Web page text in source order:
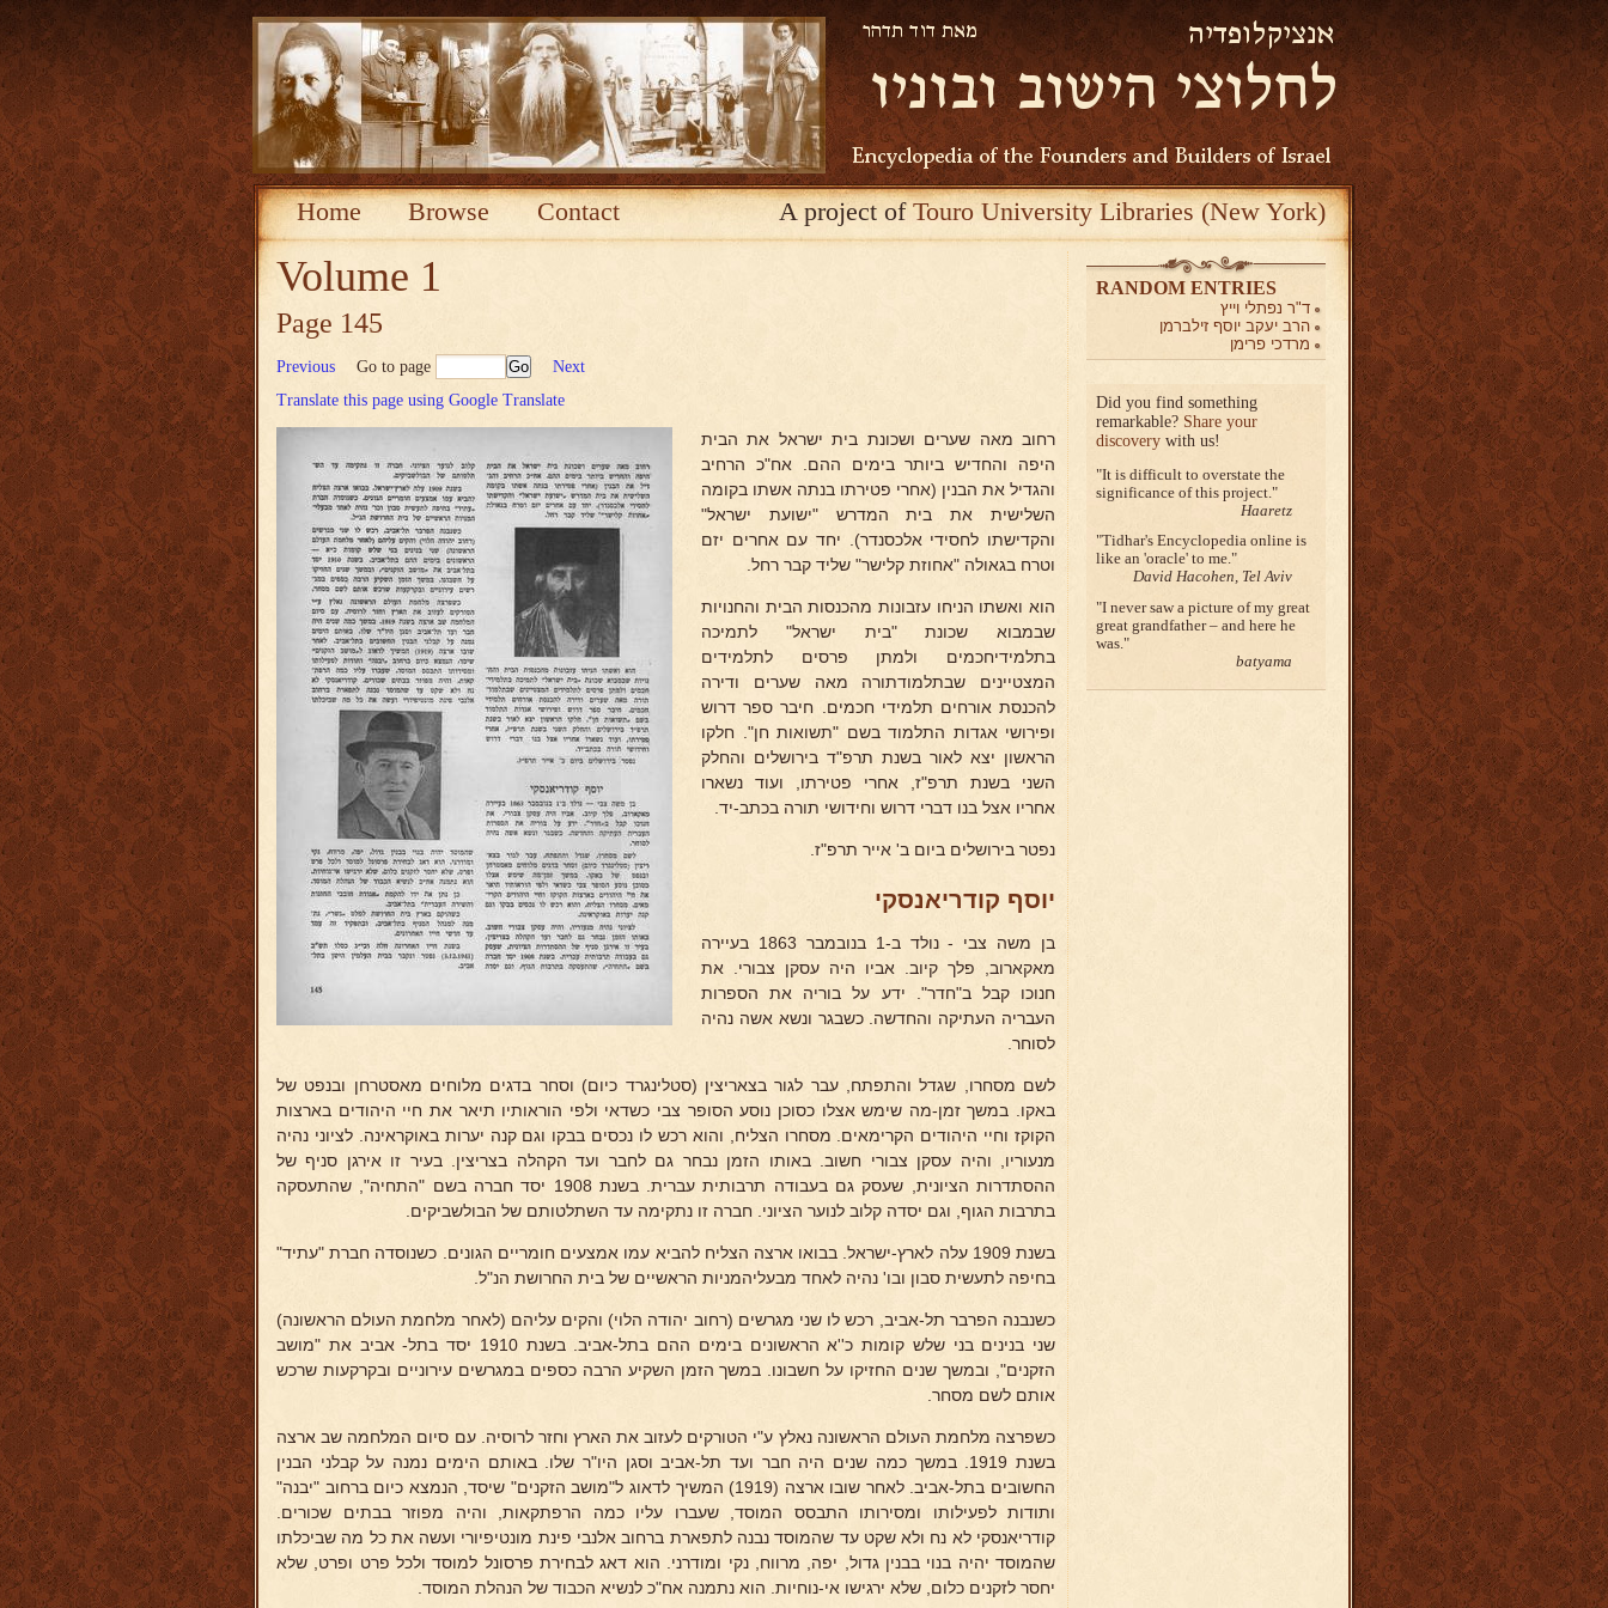
Home Browse Contact A project ofTouro University Libraries (New York)
Volume 1
Page 145
Previous Go to page
Next
Translate this page using Google Translate
רחוב מאה שערים ושכונת בית ישראל את הבית
היפה והחדיש ביותר בימים ההם. אח"כ הרחיב
והגדיל את הבנין (אחרי פטירתו בנתה אשתו בקומה
השלישית את בית המדרש "ישועת ישראל"
והקדישתו לחסידי אלכסנדר). יחד עם אחרים יזם
וטרח בגאולה "אחוזת קלישר" שליד קבר רחל.
הוא ואשתו הניחו עזבונות מהכנסות הבית והחנויות
שבמבוא שכונת "בית ישראל" לתמיכה
בתלמידיחכמים ולמתן פרסים לתלמידים
המצטיינים שבתלמודתורה מאה שערים ודירה
להכנסת אורחים תלמידי חכמים. חיבר ספר דרוש
ופירושי אגדות התלמוד בשם "תשואות חן". חלקו
הראשון יצא לאור בשנת תרפ"ד בירושלים והחלק
השני בשנת תרפ"ז, אחרי פטירתו, ועוד נשארו
אחריו אצל בנו דברי דרוש וחידושי תורה בכתב-יד.
נפטר בירושלים ביום ב' אייר תרפ"ז.
יוסף קודריאנסקי
בן משה צבי - נולד ב-1 בנובמבר 1863 בעיירה
מאקארוב, פלך קיוב. אביו היה עסקן צבורי. את
חנוכו קבל ב"חדר". ידע על בוריה את הספרות
העבריה העתיקה והחדשה. כשבגר ונשא אשה נהיה
לסוחר.
לשם מסחרו, שגדל והתפתח, עבר לגור בצאריצין (סטלינגרד כיום) וסחר בדגים מלוחים מאסטרחן ובנפט של
באקו. במשך זמן-מה שימש אצלו כסוכן נוסע הסופר צבי כשדאי ולפי הוראותיו תיאר את חיי היהודים בארצות
הקוקז וחיי היהודים הקרימאים. מסחרו הצליח, והוא רכש לו נכסים בבקו וגם קנה יערות באוקראינה. לציוני נהיה
מנעוריו, והיה עסקן צבורי חשוב. באותו הזמן נבחר גם לחבר ועד הקהלה בצריצין. בעיר זו אירגן סניף של
ההסתדרות הציונית, שעסק גם בעבודה תרבותית עברית. בשנת 1908 יסד חברה בשם "התחיה", שהתעסקה
בתרבות הגוף, וגם יסדה קלוב לנוער הציוני. חברה זו נתקימה עד השתלטותם של הבולשביקים.
בשנת 1909 עלה לארץ-ישראל. בבואו ארצה הצליח להביא עמו אמצעים חומריים הגונים. כשנוסדה חברת "עתיד"
בחיפה לתעשית סבון ובו' נהיה לאחד מבעליהמניות הראשיים של בית החרושת הנ"ל.
כשנבנה הפרבר תל-אביב, רכש לו שני מגרשים (רחוב יהודה הלוי) והקים עליהם (לאחר מלחמת העולם הראשונה)
שני בנינים בני שלש קומות כ''א הראשונים בימים ההם בתל-אביב. בשנת 1910 יסד בתל- אביב את "מושב
הזקנים", ובמשך שנים החזיקו על חשבונו. במשך הזמן השקיע הרבה כספים במגרשים עירוניים ובקרקעות שרכש
אותם לשם מסחר.
כשפרצה מלחמת העולם הראשונה נאלץ ע"י הטורקים לעזוב את הארץ וחזר לרוסיה. עם סיום המלחמה שב ארצה
בשנת 1919. במשך כמה שנים היה חבר ועד תל-אביב וסגן היו"ר שלו. באותם הימים נמנה על קבלני הבנין
החשובים בתל-אביב. לאחר שובו ארצה (1919) המשיך לדאוג ל"מושב הזקנים" שיסד, הנמצא כיום ברחוב "יבנה"
ותודות לפעילותו ומסירותו התבסס המוסד, שעברו עליו כמה הרפתקאות, והיה מפוזר בבתים שכורים.
קודריאנסקי לא נח ולא שקט עד שהמוסד נבנה לתפארת ברחוב אלנבי פינת מונטיפיורי ועשה את כל מה שביכלתו
שהמוסד יהיה בנוי בבנין גדול, יפה, מרווח, נקי ומודרני. הוא דאג לבחירת פרסונל למוסד ולכל פרט ופרט, שלא
יחסר לזקנים כלום, שלא ירגישו אי-נוחיות. הוא נתמנה אח"כ לנשיא הכבוד של הנהלת המוסד.
RANDOM ENTRIES
ד"ר נפתלי וייץ
הרב יעקב יוסף זילברמן
מרדכי פרימן
Did you find something
remarkable? Share your
discovery with us!
It is difficult to overstate the
significance of this project.
Haaretz
Tidhar's Encyclopedia online is
like an 'oracle' to me.
David Hacohen, Tel Aviv
I never saw a picture of my great
great grandfather – and here he
was.
batyama